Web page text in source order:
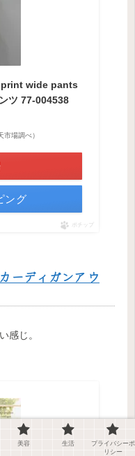
print wide pants
ツ 77-004538
場調べ）
ング
ポチップ
ーディガンアウ
感じ。
美容 生活
プライバシーポ
リシー